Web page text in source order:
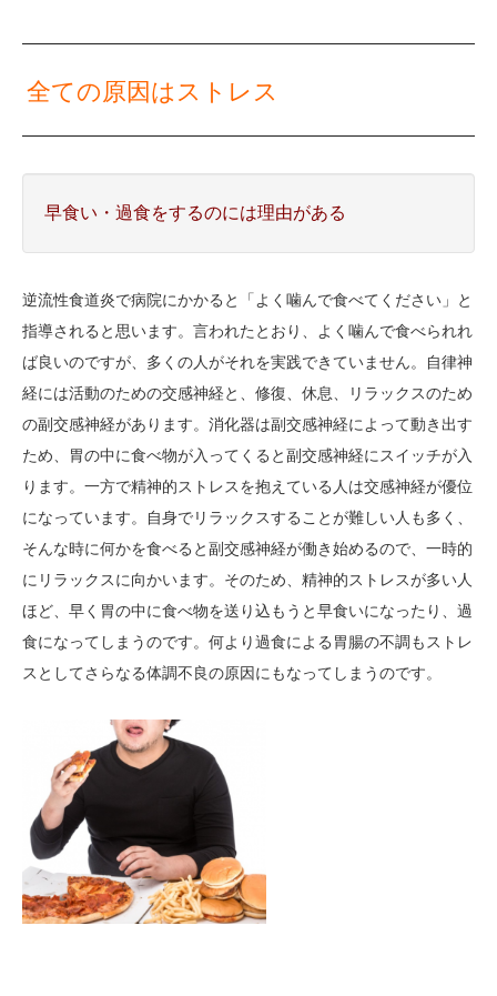
全ての原因はストレス
早食い・過食をするのには理由がある
逆流性食道炎で病院にかかると「よく噛んで食べてください」と
指導されると思います。言われたとおり、よく噛んで食べられれ
ば良いのですが、多くの人がそれを実践できていません。自律神
経には活動のための交感神経と、修復、休息、リラックスのため
の副交感神経があります。消化器は副交感神経によって動き出す
ため、胃の中に食べ物が入ってくると副交感神経にスイッチが入
ります。一方で精神的ストレスを抱えている人は交感神経が優位
になっています。自身でリラックスすることが難しい人も多く、
そんな時に何かを食べると副交感神経が働き始めるので、一時的
にリラックスに向かいます。そのため、精神的ストレスが多い人
ほど、早く胃の中に食べ物を送り込もうと早食いになったり、過
食になってしまうのです。何より過食による胃腸の不調もストレ
スとしてさらなる体調不良の原因にもなってしまうのです。